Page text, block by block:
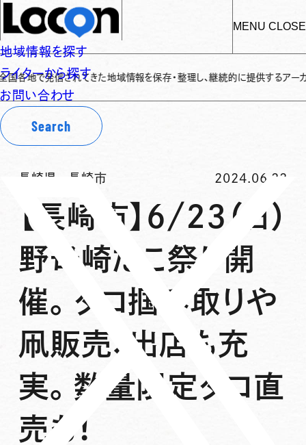
MENU CLOSE
地域情報を探す
ライターから探す
お問い合わせ
Search
されてきた地域情報を保存・整理し、継続的に提供するアーカイブサイトで
長崎県 長崎市 2024.06.22
【長崎市】6/23（日）
野母崎たこ祭り開
催。タコ掴み取りや
凧販売、出店も充
実。数量限定タコ直
売も！